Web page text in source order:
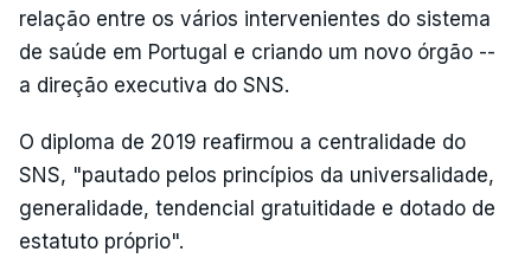
relação entre os vários intervenientes do sistema
de saúde em Portugal e criando um novo órgão --
a direção executiva do SNS.
O diploma de 2019 reafirmou a centralidade do
SNS, "pautado pelos princípios da universalidade,
generalidade, tendencial gratuitidade e dotado de
estatuto próprio".